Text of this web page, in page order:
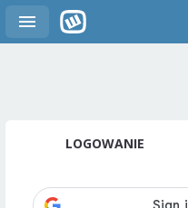
LOGOWANIE